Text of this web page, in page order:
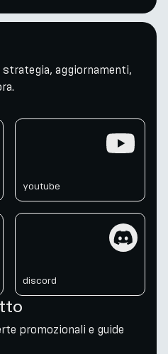
aggiornamenti,
youtube
discord
promozionali e guide